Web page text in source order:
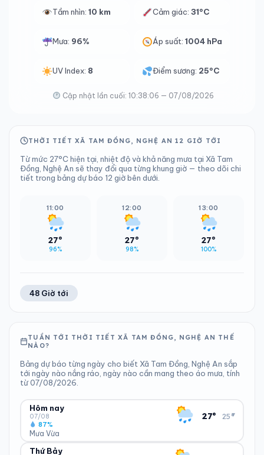
Tầm nhìn: 10 km Cảm giác:31°C
Mưa: 96% Áp suất:1004 hPa
UV Index: 8 Điểm sương: 25°C
Cập nhật lần cuối: 10:38:06 — 07/08/2026
THỜI TIẾT XÃ TAM ĐỒNG, NGHỆ AN 12 GIỜ TỚI
Từ mức 27°C hiện tại, nhiệt độ và khả năng mưa tại Xã Tam
Đồng, Nghệ An sẽ thay đổi qua từng khung giờ — theo dõi chi
tiết trong bảng dự báo 12 giờ bên dưới.
11:00
27°
96%
12:00
27°
98%
13:00
27°
100%
48 Giờ tới
TUẦN TỚI THỜI TIẾT XÃ TAM ĐỒNG, NGHỆ AN THẾ
NÀO?
Bảng dự báo từng ngày cho biết Xã Tam Đồng, Nghệ An sắp
tới ngày nào nắng ráo, ngày nào cần mang theo áo mưa, tính
từ 07/08/2026.
Hôm nay
07/08
Mưa Vừa
87%
27° 25°
▾
ĐỘ ẨM
Thứ Bảy